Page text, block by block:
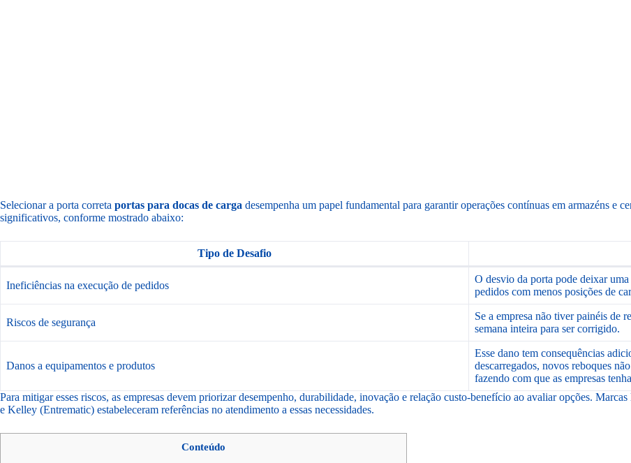
Selecionar a porta correta portas para docas de carga desempenha um papel fundamental para garantir operações contínuas em armazéns e
significativos, conforme mostrado abaixo:
Tipo de Desafio
Ineficiências na execução de pedidos
O desvio da porta pode deixar
pedidos com menos posições de
Riscos de segurança
Se a empresa não tiver painéis de
semana inteira para ser corrigido.
Danos a equipamentos e produtos
Esse dano tem consequências
descarregados, novos reboques
fazendo com que as empresas
Para mitigar esses riscos, as empresas devem priorizar desempenho, durabilidade, inovação e relação custo-benefício ao avaliar opções.
e Kelley (Entrematic) estabeleceram referências no atendimento a essas necessidades.
Conteúdo